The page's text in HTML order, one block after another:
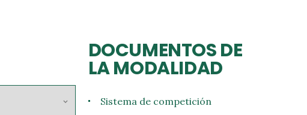
DOCUMENTOS DE
LA MODALIDAD
Sistema de competición